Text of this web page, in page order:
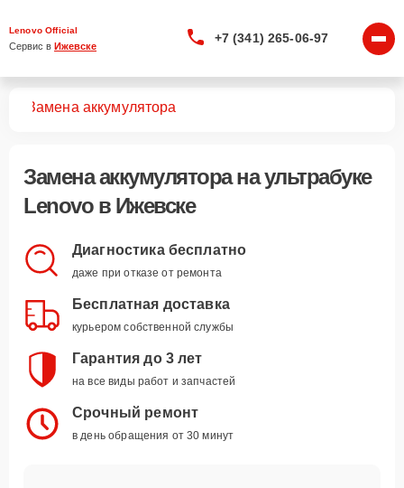
Lenovo Official
Сервис в Ижевске
+7 (341) 265-06-97
Замена аккумулятора
Замена аккумуляторана ультрабуке
Lenovo в Ижевске
Диагностика бесплатно
даже при отказе от ремонта
Бесплатная доставка
курьером собственной службы
Гарантия до 3 лет
на все виды работ и запчастей
Срочный ремонт
в день обращения от 30 минут